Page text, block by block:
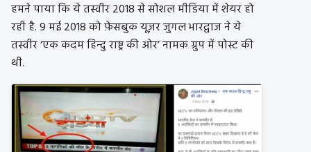
हमने पाया कि ये तस्वीर 2018 से सोशल मीडिया में शेयर हो
रही है. 9 मई 2018 को फ़ेसबुक यूज़र जुगल भारद्वाज ने ये
तस्वीर ‘एक कदम हिन्दु राष्ट्र की ओर’ नामक ग्रुप में पोस्ट की
थी.